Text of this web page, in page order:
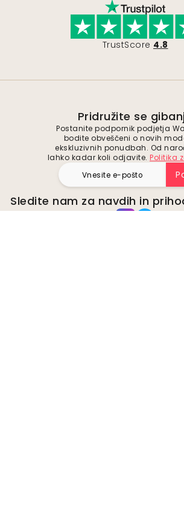
TrustScore 4.8
Pridružite se
Postanite podpornik podjetja
bodite obveščeni o novih
ekskluzivnih ponudbah. Od
lahko kadar koli odjavite. Politika
Sledite nam za navdih in